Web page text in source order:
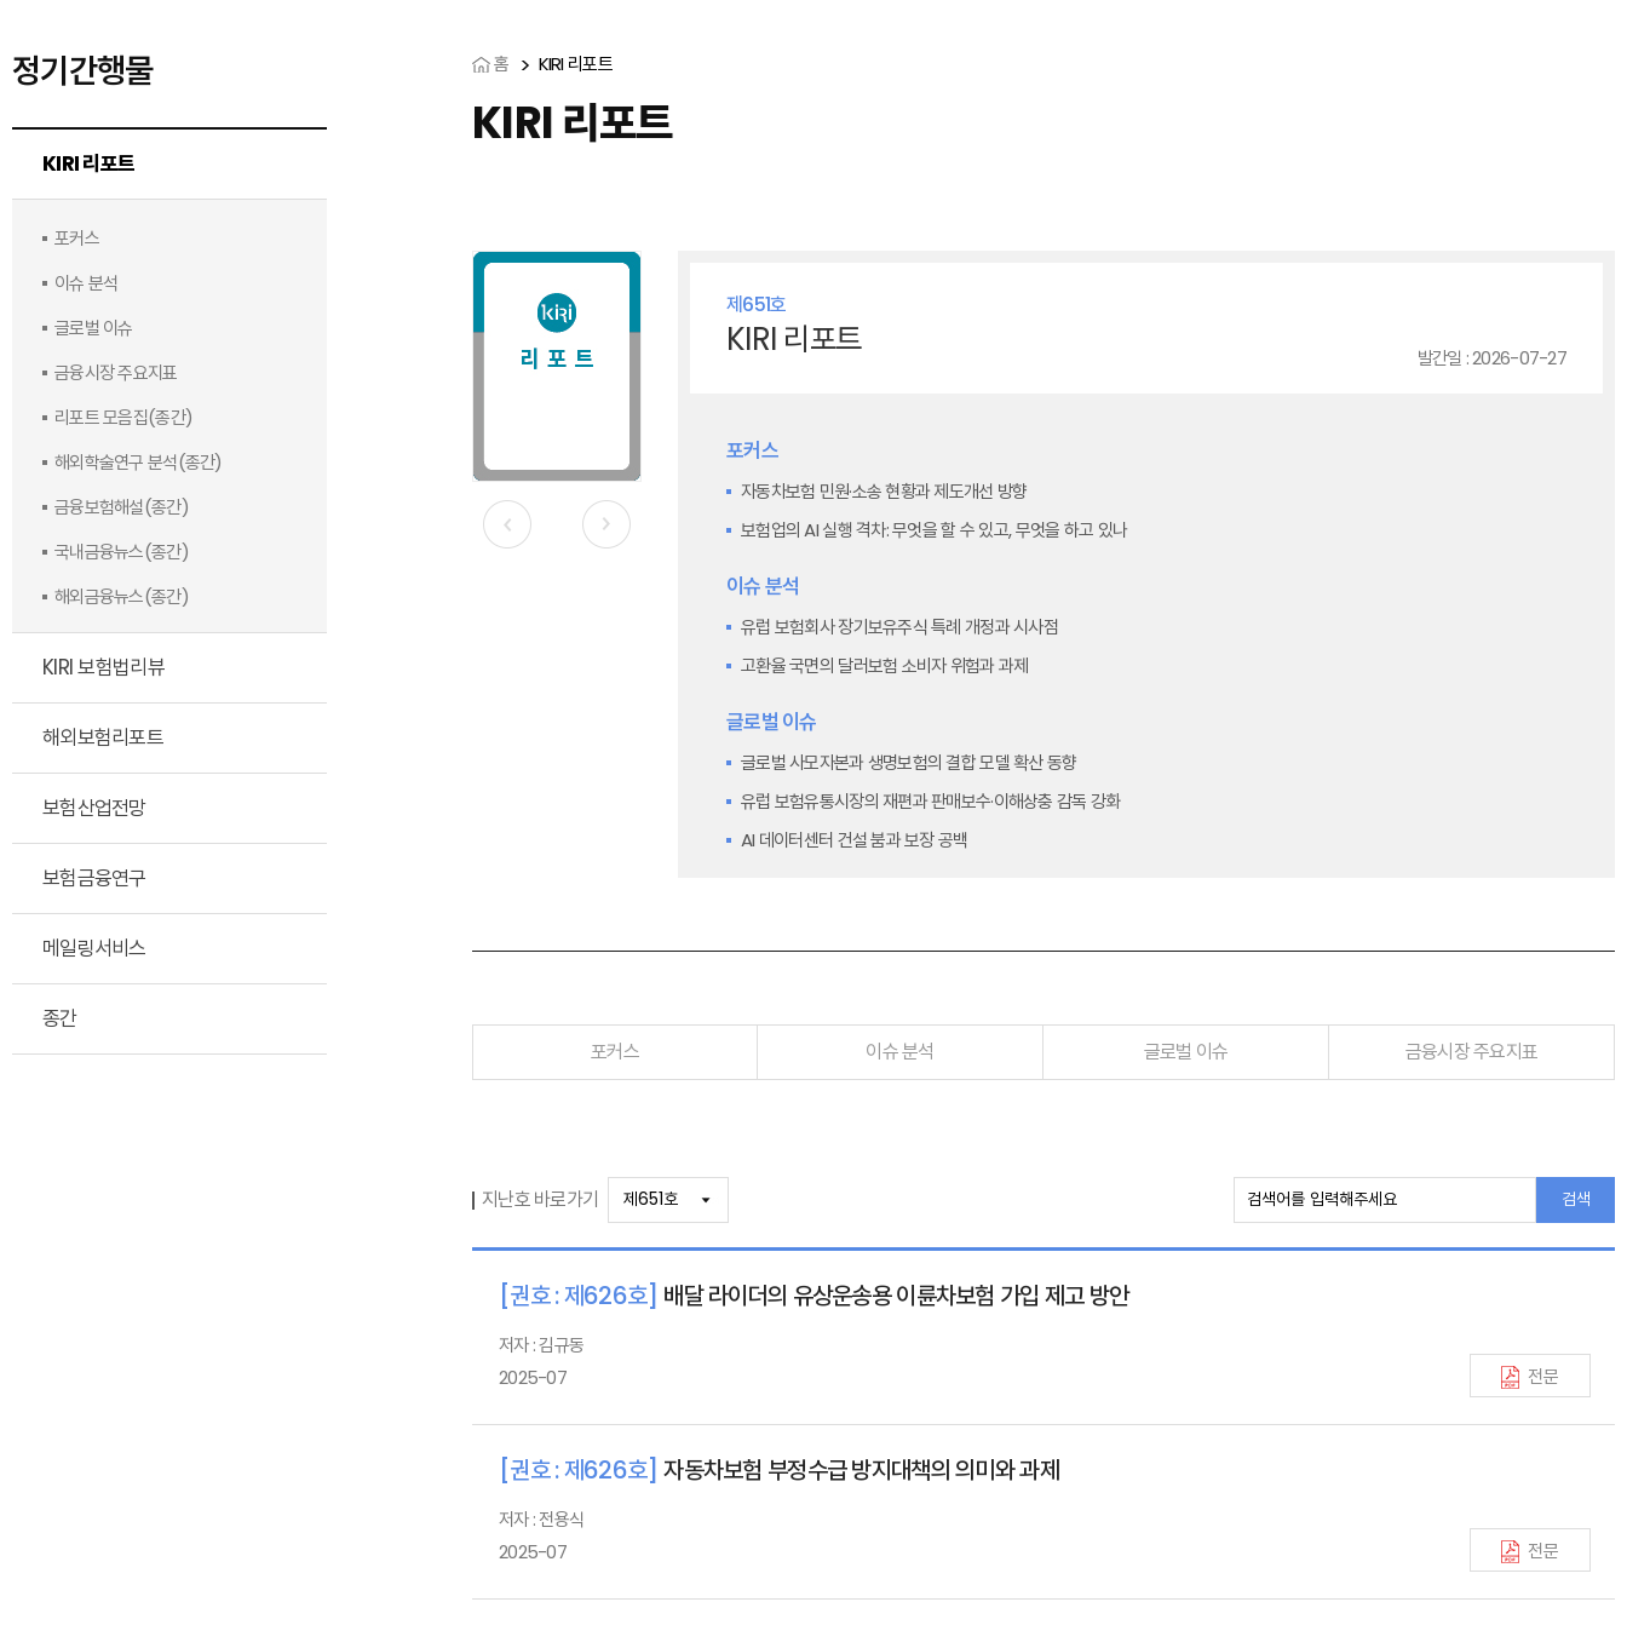
정기간행물
KIRI 리포트
포커스
이슈 분석
글로벌 이슈
금융시장 주요지표
리포트 모음집(종간)
해외학술연구 분석(종간)
금융보험해설(종간)
국내금융뉴스(종간)
해외금융뉴스(종간)
KIRI 보험법리뷰
해외보험리포트
보험산업전망
보험금융연구
메일링서비스
종간
홈 KIRI 리포트
KIRI 리포트
제651호
KIRI 리포트 발간일 : 2026-07-27
포커스
자동차보험 민원·소송 현황과 제도개선 방향
보험업의 AI 실행 격차: 무엇을 할 수 있고, 무엇을 하고 있나
이슈 분석
유럽 보험회사 장기보유주식 특례 개정과 시사점
고환율 국면의 달러보험 소비자 위험과 과제
글로벌 이슈
글로벌 사모자본과 생명보험의 결합 모델 확산 동향
유럽 보험유통시장의 재편과 판매보수·이해상충 감독 강화
AI 데이터센터 건설 붐과 보장 공백
포커스 이슈 분석 글로벌 이슈 금융시장 주요지표
지난호 바로가기 검색
[권호 : 제626호] 배달 라이더의 유상운송용 이륜차보험 가입 제고 방안
저자 : 김규동
2025-07
전문
[권호 : 제626호] 자동차보험 부정수급 방지대책의 의미와 과제
저자 : 전용식
2025-07
전문